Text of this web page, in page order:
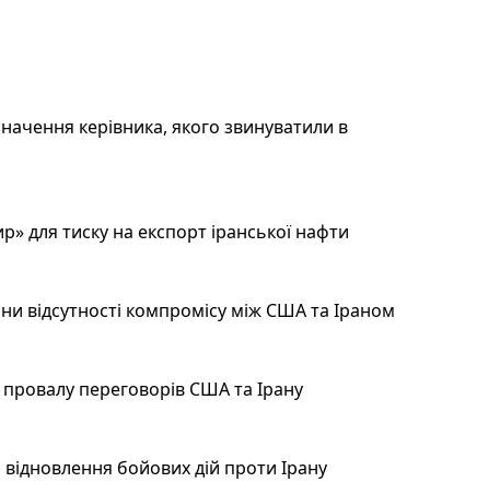
керівника, якого звинуватили в
для тиску на експорт іранської нафти
відсутності компромісу між США та Іраном
переговорів США та Ірану
бойових дій проти Ірану